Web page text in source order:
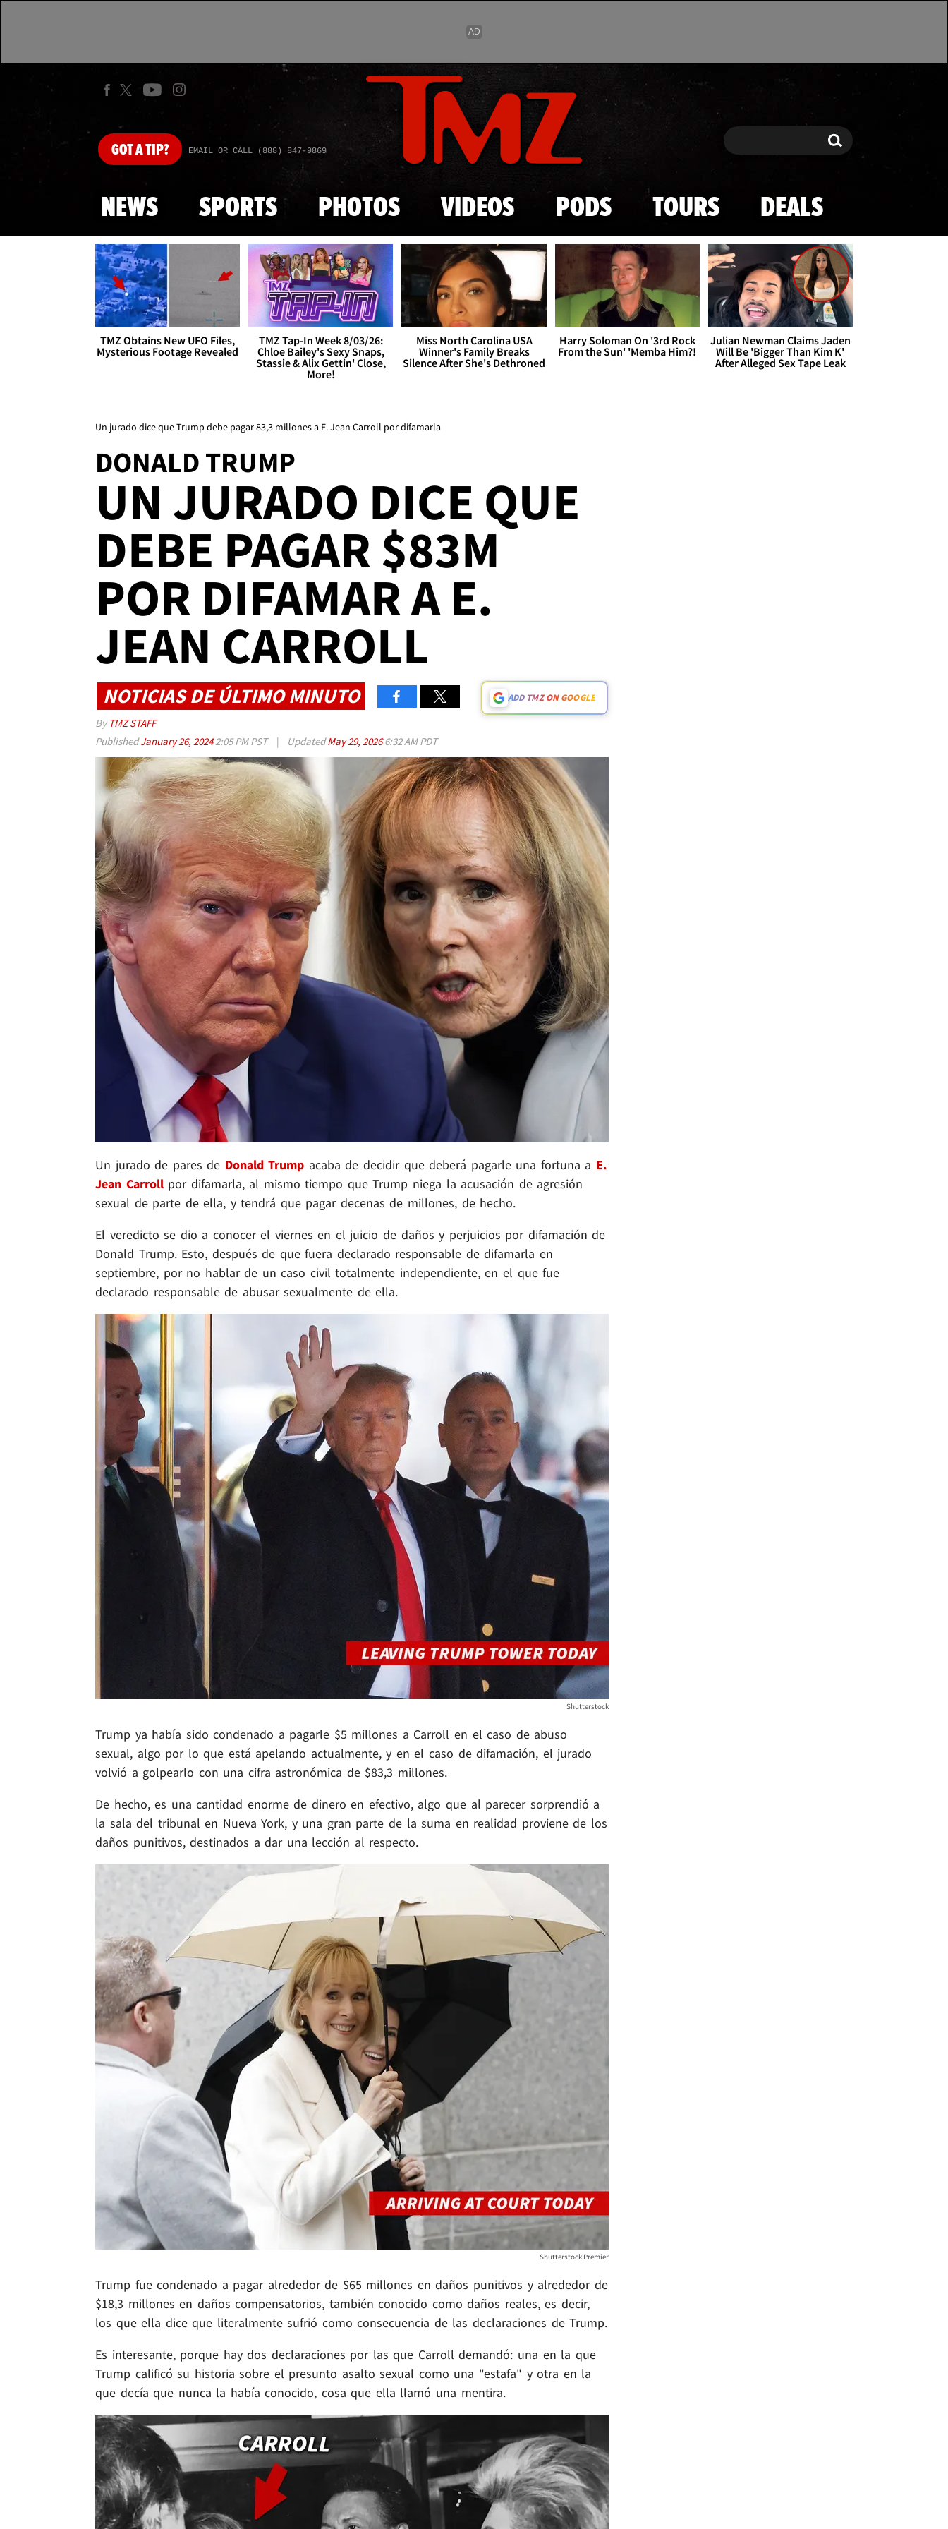
Skip to main content
GOTA TIP? EMAIL OR CALL (888) 847-9869 Search Search
NEWS SPORTS PHOTOS VIDEOS PODS TOURS DEALS
TMZ Obtains New UFO Files,
Mysterious Footage Revealed
TMZ Tap-In Week 8/03/26:
Chloe Bailey's Sexy Snaps,
Stassie & Alix Gettin' Close,
More!
Miss North Carolina USA
Winner's Family Breaks
Silence After She's Dethroned
Harry Soloman On '3rd Rock
From the Sun' 'Memba Him?!
Julian Newman Claims Jaden
Will Be 'Bigger Than Kim K'
After Alleged Sex Tape Leak
Un jurado dice que Trump debe pagar 83,3 millones a E. Jean Carroll por difamarla
DONALD TRUMP
UN JURADO DICE QUE
DEBE PAGAR $83M
POR DIFAMAR A E.
JEAN CARROLL
NOTICIAS DE ÚLTIMO MINUTO ADD TMZ ON GOOGLE
By TMZ STAFF
PublishedJanuary 26, 20242:05 PM PST | UpdatedMay 29, 20266:32 AM PDT
Un jurado de pares de Donald Trump acaba de decidir que deberá pagarle una fortuna a E.
Jean Carroll por difamarla, al mismo tiempo que Trump niega la acusación de agresión
sexual de parte de ella, y tendrá que pagar decenas de millones, de hecho.
El veredicto se dio a conocer el viernes en el juicio de daños y perjuicios por difamación de
Donald Trump. Esto, después de que fuera declarado responsable de difamarla en
septiembre, por no hablar de un caso civil totalmente independiente, en el que fue
declarado responsable de abusar sexualmente de ella.
Shutterstock
Trump ya había sido condenado a pagarle $5 millones a Carroll en el caso de abuso
sexual, algo por lo que está apelando actualmente, y en el caso de difamación, el jurado
volvió a golpearlo con una cifra astronómica de $83,3 millones.
De hecho, es una cantidad enorme de dinero en efectivo, algo que al parecer sorprendió a
la sala del tribunal en Nueva York, y una gran parte de la suma en realidad proviene de los
daños punitivos, destinados a dar una lección al respecto.
Shutterstock Premier
Trump fue condenado a pagar alrededor de $65 millones en daños punitivos y alrededor de
$18,3 millones en daños compensatorios, también conocido como daños reales, es decir,
los que ella dice que literalmente sufrió como consecuencia de las declaraciones de Trump.
Es interesante, porque hay dos declaraciones por las que Carroll demandó: una en la que
Trump calificó su historia sobre el presunto asalto sexual como una "estafa" y otra en la
que decía que nunca la había conocido, cosa que ella llamó una mentira.